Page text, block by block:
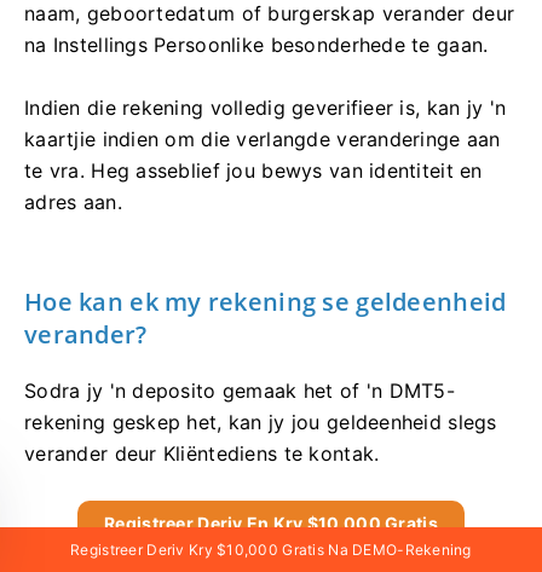
naam, geboortedatum of burgerskap verander deur
na Instellings Persoonlike besonderhede te gaan.
Indien die rekening volledig geverifieer is, kan jy 'n
kaartjie indien om die verlangde veranderinge aan
te vra. Heg asseblief jou bewys van identiteit en
adres aan.
Hoe kan ek my rekening se geldeenheid
verander?
Sodra jy 'n deposito gemaak het of 'n DMT5-
rekening geskep het, kan jy jou geldeenheid slegs
verander deur Kliëntediens te kontak.
Registreer Deriv En Kry $10 000 Gratis
Kry $10 000 Gratis Vir Beginners
Registreer Deriv Kry $10,000 Gratis Na DEMO-Rekening